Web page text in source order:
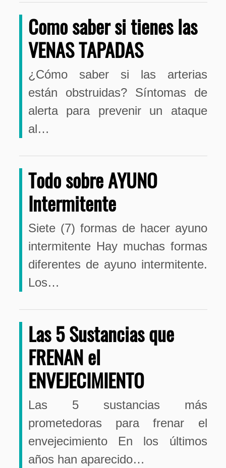
Como saber si tienes las
VENAS TAPADAS
¿Cómo saber si las arterias
están obstruidas? Síntomas de
alerta para prevenir un ataque
al…
Todo sobre AYUNO
Intermitente
Siete (7) formas de hacer ayuno
intermitente Hay muchas formas
diferentes de ayuno intermitente.
Los…
Las 5 Sustancias que
FRENAN el
ENVEJECIMIENTO
Las 5 sustancias más
prometedoras para frenar el
envejecimiento En los últimos
años han aparecido…